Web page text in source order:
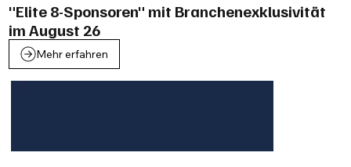
"Elite 8-Sponsoren" mit Branchenexklusivität
im August 26
Mehr erfahren